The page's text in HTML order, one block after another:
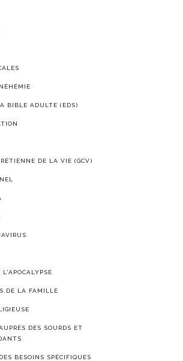
BIBLE ADULTE (EDS)
DE LA VIE (GCV)
DE LA FAMILLE
DES SOURDS ET
BESOINS SPÉCIFIQUES